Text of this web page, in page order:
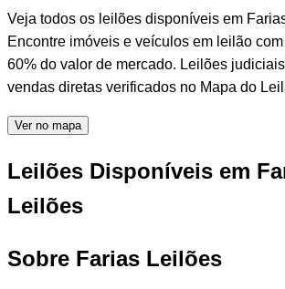
Veja todos os leilões disponíveis em
Encontre imóveis e veículos em leilão
60% do valor de mercado. Leilões
vendas diretas verificados no Mapa do
Ver no mapa
Leilões Disponíveis em
Leilões
Sobre Farias Leilões